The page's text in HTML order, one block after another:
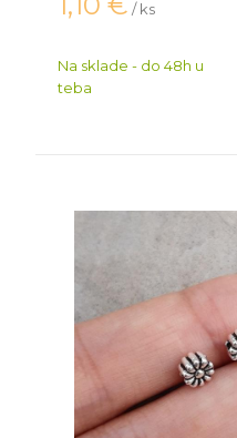
/ ks
Na sklade - do 48h u
teba